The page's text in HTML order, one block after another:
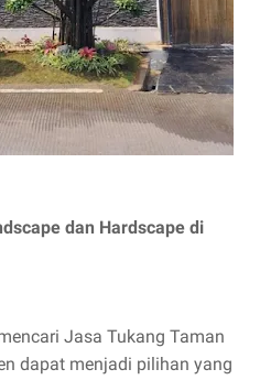
dan Hardscape di
Jasa Tukang Taman
dapat menjadi pilihan yang